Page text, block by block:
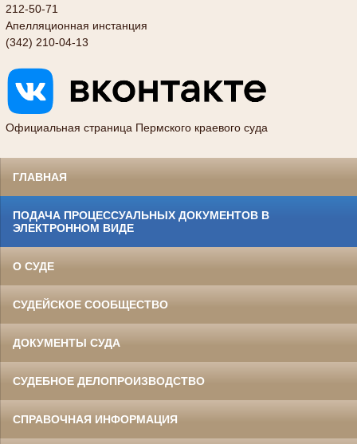
212-50-71
Апелляционная инстанция
(342) 210-04-13
Официальная страница Пермского краевого суда
ГЛАВНАЯ
ПОДАЧА ПРОЦЕССУАЛЬНЫХ ДОКУМЕНТОВ В
ЭЛЕКТРОННОМ ВИДЕ
О СУДЕ
СУДЕЙСКОЕ СООБЩЕСТВО
ДОКУМЕНТЫ СУДА
СУДЕБНОЕ ДЕЛОПРОИЗВОДСТВО
СПРАВОЧНАЯ ИНФОРМАЦИЯ